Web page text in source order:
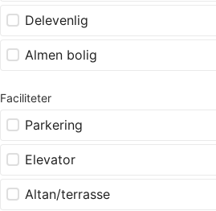
Delevenlig
Almen bolig
Faciliteter
Parkering
Elevator
Altan/terrasse